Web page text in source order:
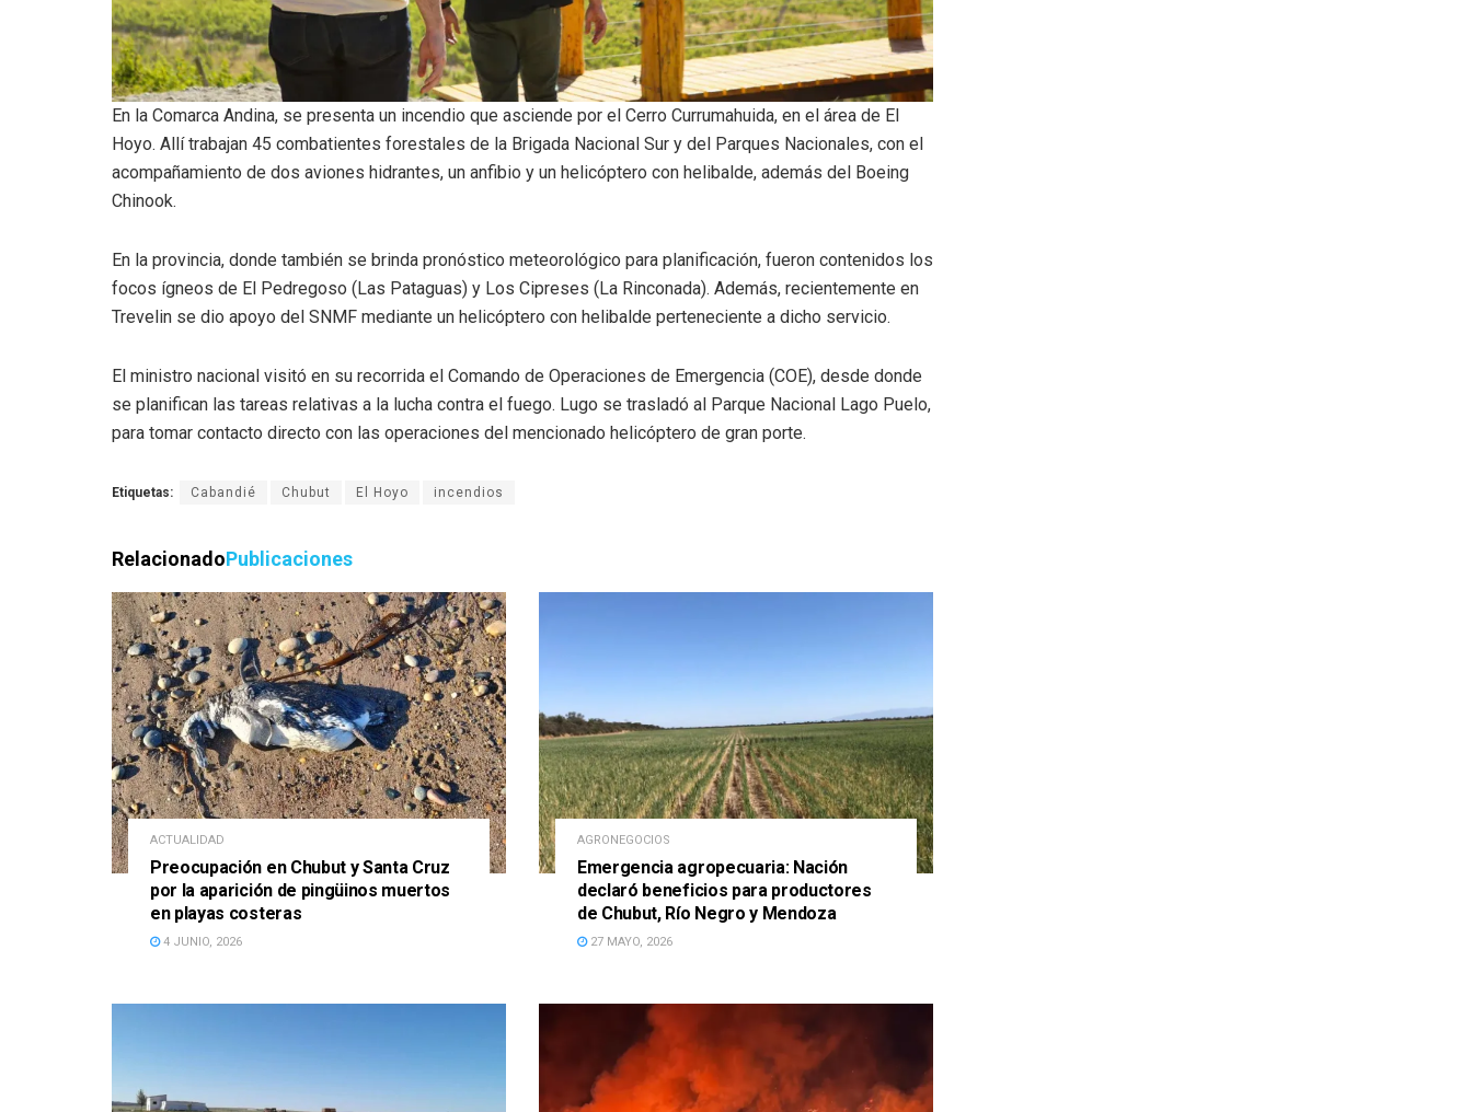
En la Comarca Andina, se presenta un incendio que asciende por el Cerro Currumahuida, en el área de El
Hoyo. Allí trabajan 45 combatientes forestales de la Brigada Nacional Sur y del Parques Nacionales, con el
acompañamiento de dos aviones hidrantes, un anfibio y un helicóptero con helibalde, además del Boeing
Chinook.
En la provincia, donde también se brinda pronóstico meteorológico para planificación, fueron contenidos los
focos ígneos de El Pedregoso (Las Pataguas) y Los Cipreses (La Rinconada). Además, recientemente en
Trevelin se dio apoyo del SNMF mediante un helicóptero con helibalde perteneciente a dicho servicio.
El ministro nacional visitó en su recorrida el Comando de Operaciones de Emergencia (COE), desde donde
se planifican las tareas relativas a la lucha contra el fuego. Lugo se trasladó al Parque Nacional Lago Puelo,
para tomar contacto directo con las operaciones del mencionado helicóptero de gran porte.
Etiquetas: Cabandié Chubut El Hoyo incendios
RelacionadoPublicaciones
ACTUALIDAD
Preocupación en Chubut y Santa Cruz
por la aparición de pingüinos muertos
en playas costeras
4 JUNIO, 2026
AGRONEGOCIOS
Emergencia agropecuaria: Nación
declaró beneficios para productores
de Chubut, Río Negro y Mendoza
27 MAYO, 2026